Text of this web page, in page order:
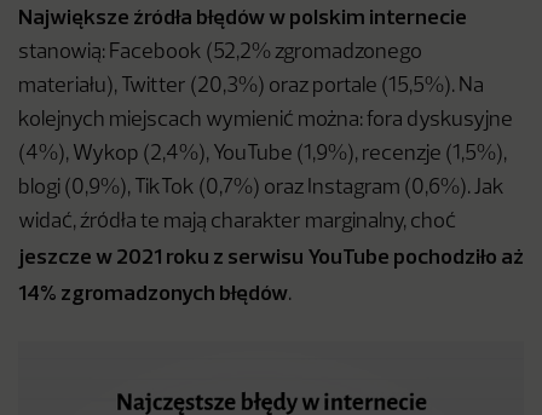
Największe źródła błędów w polskim internecie
stanowią: Facebook (52,2% zgromadzonego
materiału), Twitter (20,3%) oraz portale (15,5%). Na
kolejnych miejscach wymienić można: fora dyskusyjne
(4%), Wykop (2,4%), YouTube (1,9%), recenzje (1,5%),
blogi (0,9%), TikTok (0,7%) oraz Instagram (0,6%). Jak
widać, źródła te mają charakter marginalny, choć
jeszcze w 2021 roku z serwisu YouTube pochodziło aż
14% zgromadzonych błędów.